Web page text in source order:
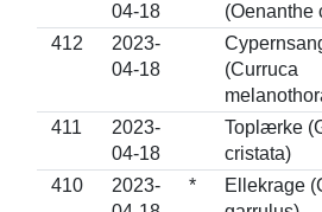
04-18
(Oenanthe
412
2023-
04-18
(Curruca
411
2023-
04-18
Toplærke
cristata)
410
2023-
*
Ellekrage